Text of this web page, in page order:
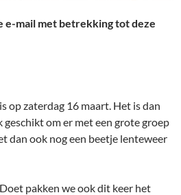
e-mail met betrekking tot deze
op zaterdag 16 maart. Het is dan
om er met een grote groep
dan ook nog een beetje lenteweer
pakken we ook dit keer het